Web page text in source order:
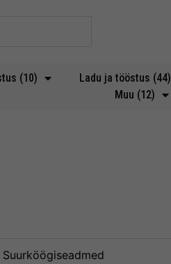
(10) Ladu ja tööstus (44)
Muu (12)
Suurköögiseadmed